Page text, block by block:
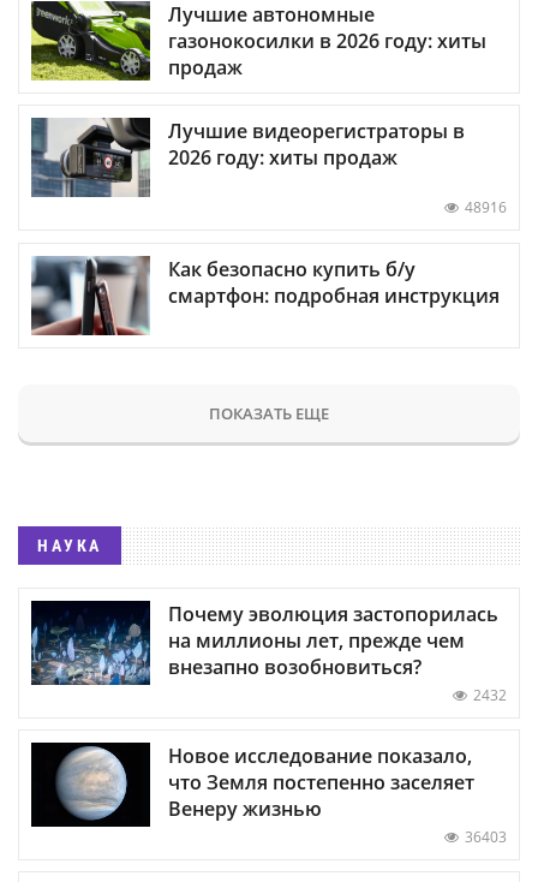
Лучшие автономные
газонокосилки в 2026 году: хиты
продаж
Лучшие видеорегистраторы в
2026 году: хиты продаж
48916
Как безопасно купить б/у
смартфон: подробная инструкция
ПОКАЗАТЬ ЕЩЕ
НАУКА
Почему эволюция застопорилась
на миллионы лет, прежде чем
внезапно возобновиться?
2432
Новое исследование показало,
что Земля постепенно заселяет
Венеру жизнью
36403